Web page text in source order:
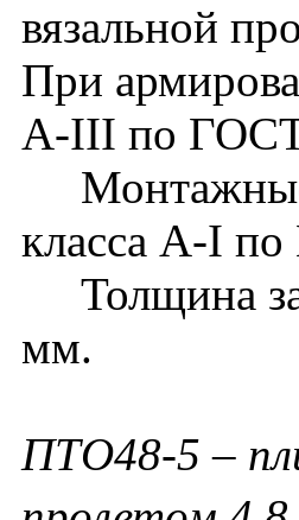
вязальной
При
А-III по ГОСТ
Монтажные
класса А-I
Толщина
мм.
ПТО48-5 –